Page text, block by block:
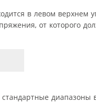
в левом верхнем
от которого